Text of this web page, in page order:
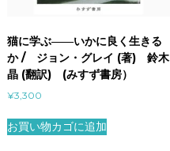
猫に学ぶ――いかに良く生きる
か / ジョン・グレイ (著) 鈴木
晶 (翻訳) (みすず書房）
¥3,300
お買い物カゴに追加